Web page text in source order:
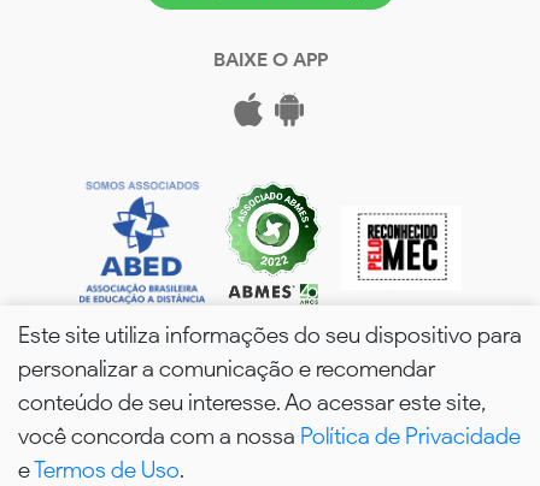
BAIXE O APP
wPós - 2026. Todos os Direitos Reservados.
Este site utiliza informações do seu dispositivo para
personalizar a comunicação e recomendar
conteúdo de seu interesse. Ao acessar este site,
você concorda com a nossa Política de Privacidade
eTermos de Uso.